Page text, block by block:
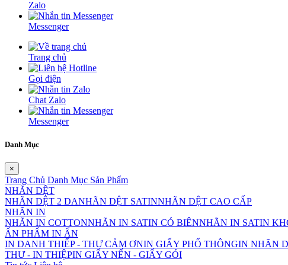
Zalo
Messenger
Trang chủ
Gọi điện
Chat Zalo
Messenger
Danh Mục
×
Trang Chủ Danh Mục Sản Phẩm
NHÃN DỆT
NHÃN DỆT 2 DANHÃN DỆT SATINNHÃN DỆT CAO CẤP
NHÃN IN
NHÃN IN COTTONNHÃN IN SATIN CÓ BIÊNNHÃN IN SATIN
ẤN PHẨM IN ẤN
IN DANH THIẾP - THƯ CẢM ƠNIN GIẤY PHỔ THÔNGIN NHÃN
THƯ - IN THIỆPIN GIẤY NẾN - GIẤY GÓI